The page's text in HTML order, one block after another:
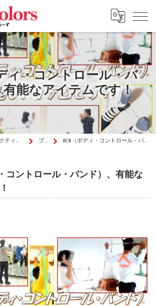
ィ・コントロール・バ
能なアイテムです！
高松市のカイロプラクティックはか・から～ず施術院 ブログ BCB（ボディ・コントロール・バンド）、有能なアイテムです！
コントロール・バンド）、有能な